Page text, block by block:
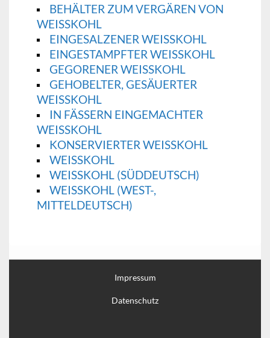
BEHÄLTER ZUM VERGÄREN VON
WEISSKOHL
EINGESALZENER WEISSKOHL
EINGESTAMPFTER WEISSKOHL
GEGORENER WEISSKOHL
GEHOBELTER, GESÄUERTER
WEISSKOHL
IN FÄSSERN EINGEMACHTER
WEISSKOHL
KONSERVIERTER WEISSKOHL
WEISSKOHL
WEISSKOHL (SÜDDEUTSCH)
WEISSKOHL (WEST-, M
ITTELDEUTSCH)
Impressum
Datenschutz